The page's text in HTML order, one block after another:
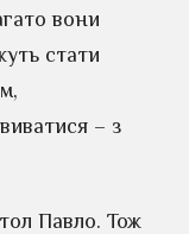
вони
стати
– з
Павло. Тож